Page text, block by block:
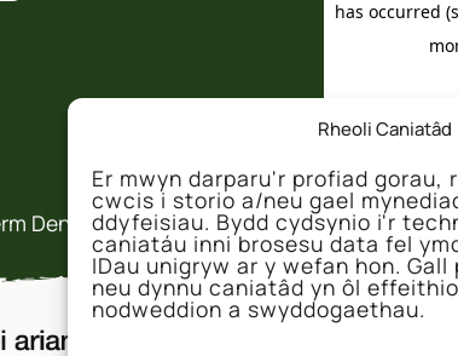
Rheoli Caniatâd
Er mwyn darparu'r profiad gorau,
cwcis i storio a/neu gael
ddyfeisiau. Bydd cydsynio i'r
caniatáu inni brosesu data fel
IDau unigryw ar y wefan hon.
neu dynnu caniatâd yn ôl
nodweddion a swyddogaethau.
Denmarc